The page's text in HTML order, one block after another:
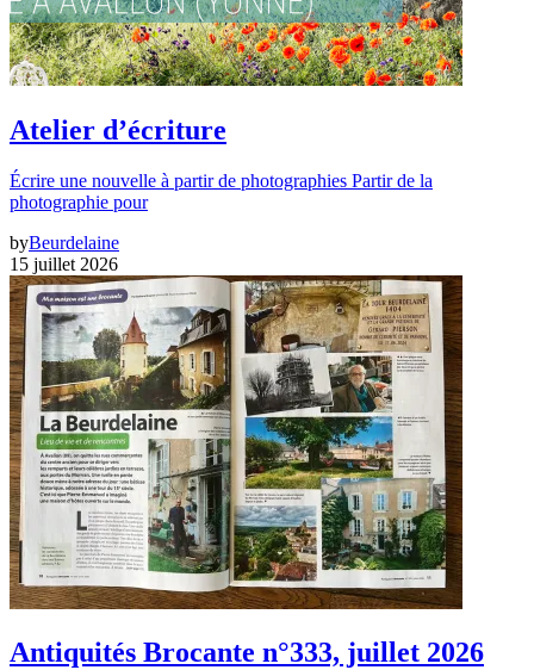
Atelier d’écriture
Écrire une nouvelle à partir de photographies Partir de la
photographie pour
byBeurdelaine
15 juillet 2026
Antiquités Brocante n°333, juillet 2026